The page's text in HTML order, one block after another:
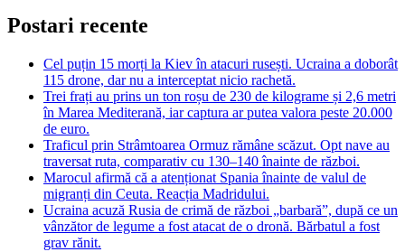
Postari recente
Cel puțin 15 morți la Kiev în atacuri rusești. Ucraina a doborât
115 drone, dar nu a interceptat nicio rachetă.
Trei frați au prins un ton roșu de 230 de kilograme și 2,6 metri
în Marea Mediterană, iar captura ar putea valora peste 20.000
de euro.
Traficul prin Strâmtoarea Ormuz rămâne scăzut. Opt nave au
traversat ruta, comparativ cu 130–140 înainte de război.
Marocul afirmă că a atenționat Spania înainte de valul de
migranți din Ceuta. Reacția Madridului.
Ucraina acuză Rusia de crimă de război „barbară”, după ce un
vânzător de legume a fost atacat de o dronă. Bărbatul a fost
grav rănit.